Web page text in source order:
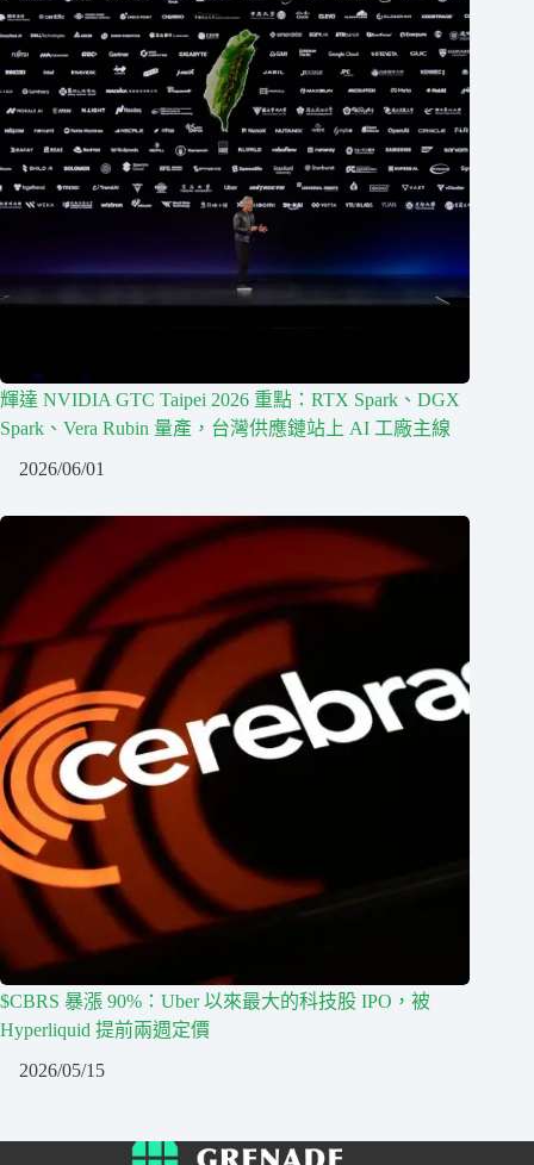
輝達 NVIDIA GTC Taipei 2026 重點：RTX Spark、DGX
Spark、Vera Rubin 量產，台灣供應鏈站上 AI 工廠主線
2026/06/01
$CBRS 暴漲 90%：Uber 以來最大的科技股 IPO，被
Hyperliquid 提前兩週定價
2026/05/15